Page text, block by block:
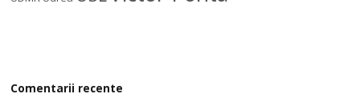
Comentarii recente